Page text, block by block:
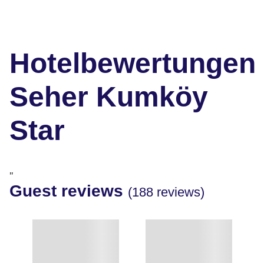
Hotelbewertungen
Seher Kumköy
Star
"
Guest reviews (188 reviews)